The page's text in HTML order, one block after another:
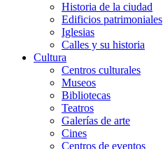
Historia de la ciudad
Edificios patrimoniales
Iglesias
Calles y su historia
Cultura
Centros culturales
Museos
Bibliotecas
Teatros
Galerí­as de arte
Cines
Centros de eventos